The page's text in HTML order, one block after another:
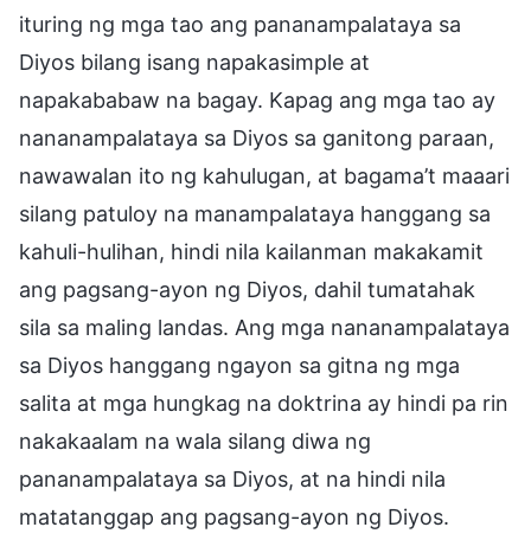
ituring ng mga tao ang pananampalataya sa
Diyos bilang isang napakasimple at
napakababaw na bagay. Kapag ang mga tao ay
nananampalataya sa Diyos sa ganitong paraan,
nawawalan ito ng kahulugan, at bagama’t maaari
silang patuloy na manampalataya hanggang sa
kahuli-hulihan, hindi nila kailanman makakamit
ang pagsang-ayon ng Diyos, dahil tumatahak
sila sa maling landas. Ang mga nananampalataya
sa Diyos hanggang ngayon sa gitna ng mga
salita at mga hungkag na doktrina ay hindi pa rin
nakakaalam na wala silang diwa ng
pananampalataya sa Diyos, at na hindi nila
matatanggap ang pagsang-ayon ng Diyos.